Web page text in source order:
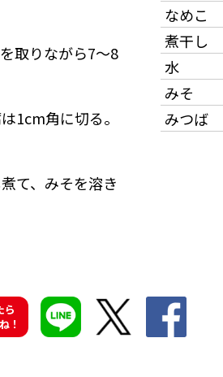
取りながら7〜8
1cm角に切る。
て、みそを溶き
なめこ
煮干し
水
みそ
みつば
ら
！